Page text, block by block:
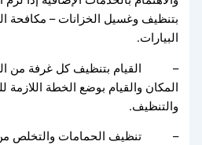
بتنظيف وغسيل الخزانات – مكافحة
البيارات.
– القيام بتنظيف كل غرفة من
المكان والقيام بوضع الخطة اللازمة
والتنظيف.
– تنظيف الحمامات والتخلص من